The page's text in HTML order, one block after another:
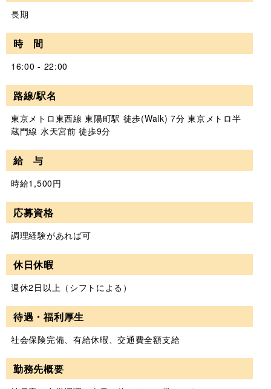
長期
時 間
16:00 - 22:00
路線/駅名
東京メトロ東西線 東陽町駅 徒歩(Walk) 7分 東京メトロ半
蔵門線 水天宮前 徒歩9分
給 与
時給1,500円
応募資格
調理経験があれば可
休日休暇
週休2日以上（シフトによる）
待遇・福利厚生
社会保険完備、有給休暇、交通費全額支給
勤務先概要